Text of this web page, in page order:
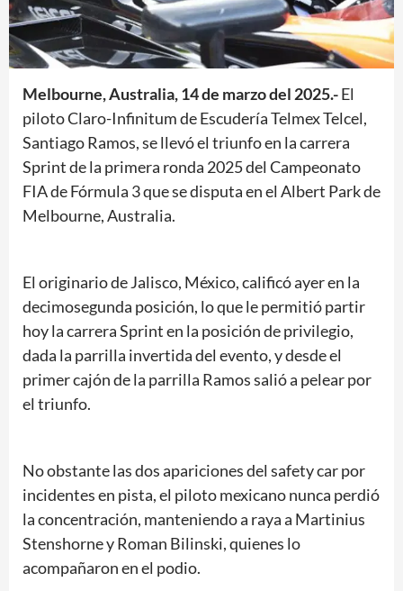
Melbourne, Australia, 14 de marzo del 2025.-El
piloto Claro-Infinitum de Escudería Telmex Telcel,
Santiago Ramos, se llevó el triunfo en la carrera
Sprint de la primera ronda 2025 del Campeonato
FIA de Fórmula 3 que se disputa en el Albert Park de
Melbourne, Australia.
El originario de Jalisco, México, calificó ayer en la
decimosegunda posición, lo que le permitió partir
hoy la carrera Sprint en la posición de privilegio,
dada la parrilla invertida del evento, y desde el
primer cajón de la parrilla Ramos salió a pelear por
el triunfo.
No obstante las dos apariciones del safety car por
incidentes en pista, el piloto mexicano nunca perdió
la concentración, manteniendo a raya a Martinius
Stenshorne y Roman Bilinski, quienes lo
acompañaron en el podio.